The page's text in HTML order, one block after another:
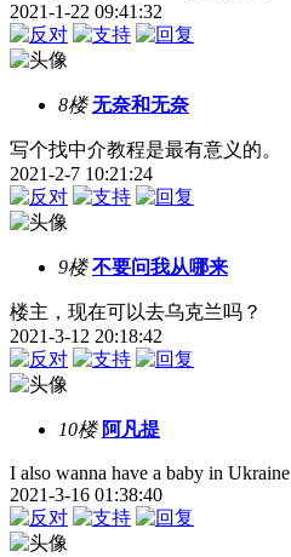
2021-1-22 09:41:32
8楼 无奈和无奈
写个找中介教程是最有意义的。
2021-2-7 10:21:24
9楼 不要问我从哪来
楼主，现在可以去乌克兰吗？
2021-3-12 20:18:42
10楼 阿凡提
I also wanna have a baby in Ukraine
2021-3-16 01:38:40